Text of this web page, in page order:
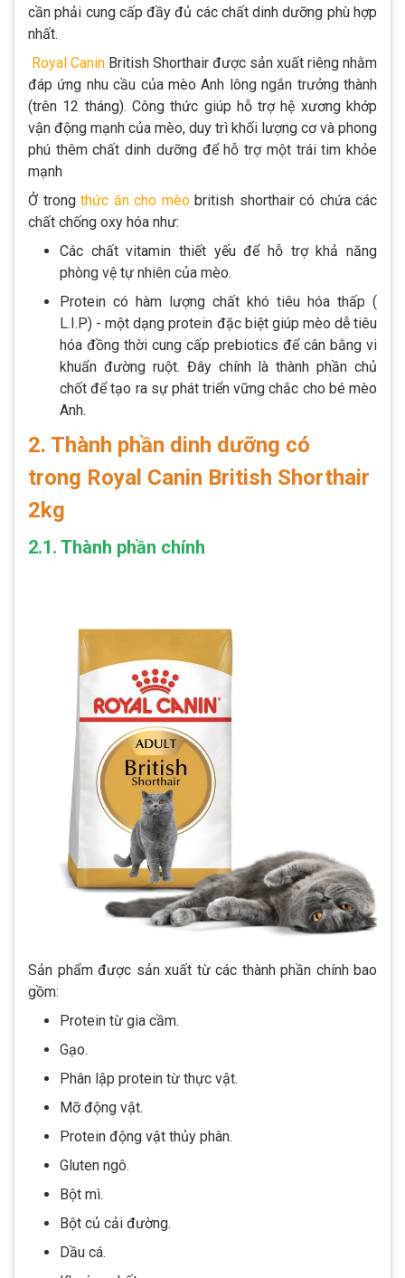
cần phải cung cấp đầy đủ các chất dinh dưỡng phù hợp
nhất.
Royal Canin British Shorthair được sản xuất riêng nhằm
đáp ứng nhu cầu của mèo Anh lông ngắn trưởng thành
(trên 12 tháng). Công thức giúp hỗ trợ hệ xương khớp
vận động mạnh của mèo, duy trì khối lượng cơ và phong
phú thêm chất dinh dưỡng để hỗ trợ một trái tim khỏe
mạnh
Ở trong thức ăn cho mèobritish shorthair có chứa các
chất chống oxy hóa như:
Các chất vitamin thiết yếu để hỗ trợ khả năng
phòng vệ tự nhiên của mèo.
Protein có hàm lượng chất khó tiêu hóa thấp (
L.I.P) - một dạng protein đặc biệt giúp mèo dễ tiêu
hóa đồng thời cung cấp prebiotics để cân bằng vi
khuẩn đường ruột. Đây chính là thành phần chủ
chốt để tạo ra sự phát triển vững chắc cho bé mèo
Anh.
2. Thành phần dinh dưỡng có
trong Royal Canin British Shorthair
2kg
2.1. Thành phần chính
Sản phẩm được sản xuất từ các thành phần chính bao
gồm:
Protein từ gia cầm.
Gạo.
Phân lập protein từ thực vật.
Mỡ động vật.
Protein động vật thủy phân.
Gluten ngô.
Bột mì.
Bột củ cải đường.
Dầu cá.